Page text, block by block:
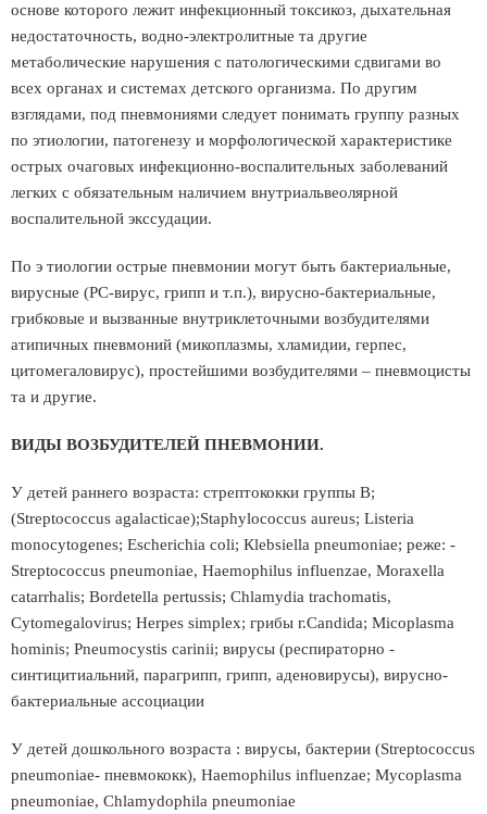
основе которого лежит инфекционный токсикоз, дыхательная
недостаточность, водно-электролитные та другие
метаболические нарушения с патологическими сдвигами во
всех органах и системах детского организма. По другим
взглядами, под пневмониями следует понимать группу разных
по этиологии, патогенезу и морфологической характеристике
острых очаговых инфекционно-воспалительных заболеваний
легких с обязательным наличием внутриальвеолярной
воспалительной экссудации.
По э тиологии острые пневмонии могут быть бактериальные,
вирусные (РС-вирус, грипп и т.п.), вирусно-бактериальные,
грибковые и вызванные внутриклеточными возбудителями
атипичных пневмоний (микоплазмы, хламидии, герпес,
цитомегаловирус), простейшими возбудителями – пневмоцисты
та и другие.
ВИДЫ ВОЗБУДИТЕЛЕЙ ПНЕВМОНИИ.
У детей раннего возраста: стрептококки группы В;
(Streptococcus agalactiсaе);Staphylococcus aureus; Listеria
monocytogenes; Еscherichia coli; Кlebsiella pneumoniae; реже: -
Streptococcus pneumoniae, Haemophilus influenzae, Moraxella
catarrhalis; Вordetella pertussis; Сhlamydia trachomatis,
Cytomegalovirus; Herpes simplex; грибы г.Candida; Мicoplasma
hominis; Рneumocystis carinii; вирусы (респираторно -
синтицитиальний, парагрипп, грипп, аденовирусы), вирусно-
бактериальные ассоциации
У детей дошкольного возраста : вирусы, бактерии (Streptococcus
pneumoniae- пневмококк), Haemophilus influenzae; Муcoplasma
pneumoniae, Сhlamуdophila pneumoniae